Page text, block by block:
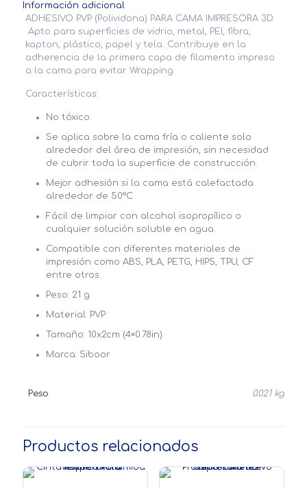
Información adicional
ADHESIVO PVP (Polividona) PARA CAMA IMPRESORA 3D.
Apto para superficies de vidrio, metal, PEI, fibra,
kapton, plástico, papel y tela. Contribuye en la
adherencia de la primera capa de filamento impreso
a la cama para evitar Wrapping.
Características:
No tóxico.
Se aplica sobre la cama fría o caliente solo
alrededor del área de impresión, sin necesidad
de cubrir toda la superficie de construcción.
Mejor adhesión si la cama está calefactada
alrededor de 50°C
Fácil de limpiar con alcohol isopropílico o
cualquier solución soluble en agua.
Compatible con diferentes materiales de
impresión como ABS, PLA, PETG, HIPS, TPU, CF
entre otros.
Peso: 21 g
Material: PVP
Tamaño: 10x2cm (4×0.78in)
Marca: Siboor
Peso 0.021 kg
Productos relacionados